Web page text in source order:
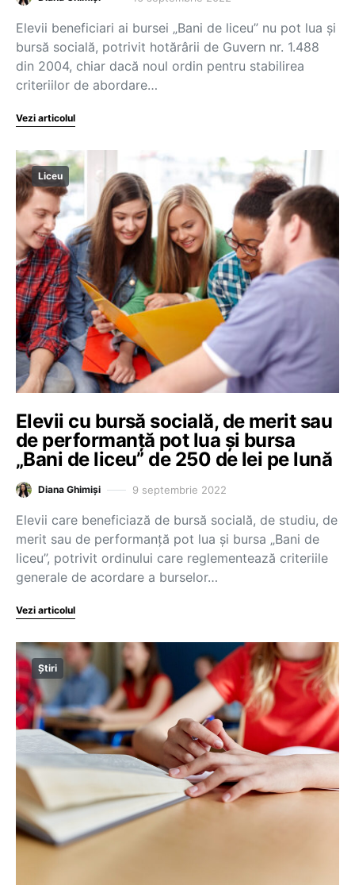
Elevii beneficiari ai bursei „Bani de liceu” nu pot lua și
bursă socială, potrivit hotărârii de Guvern nr. 1.488
din 2004, chiar dacă noul ordin pentru stabilirea
criteriilor de abordare…
Vezi articolul
Liceu
Elevii cu bursă socială, de merit sau
de performanță pot lua și bursa
„Bani de liceu” de 250 de lei pe lună
Diana Ghimiși 9 septembrie 2022
Elevii care beneficiază de bursă socială, de studiu, de
merit sau de performanță pot lua și bursa „Bani de
liceu”, potrivit ordinului care reglementează criteriile
generale de acordare a burselor…
Vezi articolul
Știri